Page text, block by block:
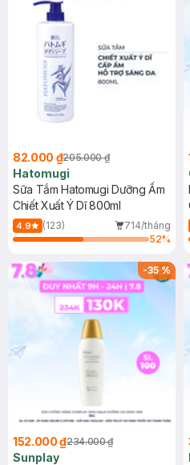
82.000 ₫205.000 ₫
Hatomugi
Sữa Tắm Hatomugi Dưỡng Ẩm
Chiết Xuất Ý Dĩ 800ml
4.9 (123)
714/tháng
52%
-35%
152.000 ₫234.000 ₫
Sunplay